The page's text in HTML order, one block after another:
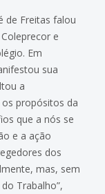
de Freitas falou
e
Em
sua
a
propósitos da
que a nós se
e a ação
dos
mas, sem
Trabalho”,